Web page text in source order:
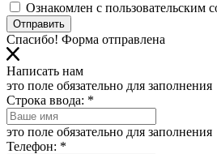
Ознакомлен с пользовательским
Отправить
Спасибо! Форма отправлена
Написать нам
это поле обязательно для заполнения
Строка ввода: *
это поле обязательно для заполнения
Телефон: *